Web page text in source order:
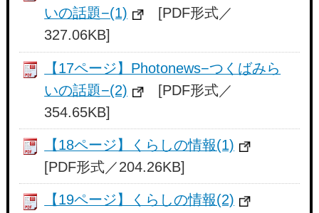
いの話題−(1)
[PDF形式／
327.06KB]
【17ページ】Photonews−つくばみら
いの話題−(2)
[PDF形式／
354.65KB]
【18ページ】くらしの情報(1)
[PDF形式／204.26KB]
【19ページ】くらしの情報(2)